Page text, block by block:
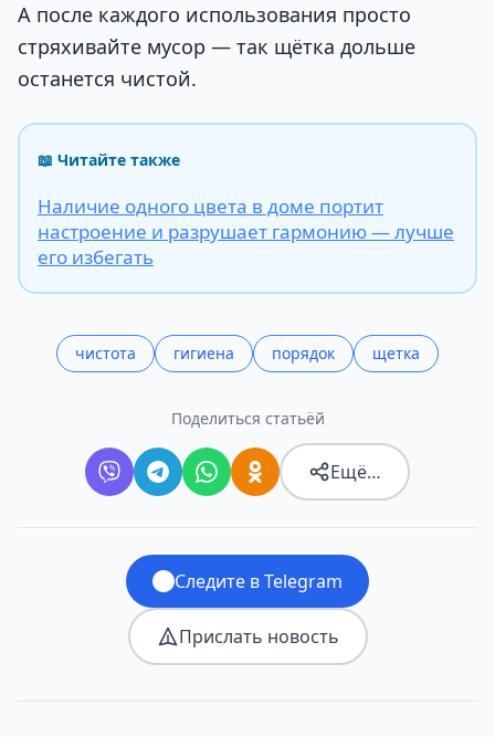
А после каждого использования просто
стряхивайте мусор — так щётка дольше
останется чистой.
📖 Читайте также
Наличие одного цвета в доме портит
настроение и разрушает гармонию — лучше
его избегать
чистота гигиена порядок щетка
Поделиться статьёй
Ещё…
Следите в Telegram
Прислать новость